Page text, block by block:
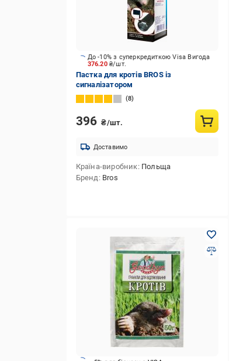
376.20 ₴/шт.
До -10% з суперкредиткою Visa Вигода
Пастка для кротів BROS із
сигналізатором
8
396 ₴/шт.
Доставимо
Країна-виробник Польща
Бренд Bros